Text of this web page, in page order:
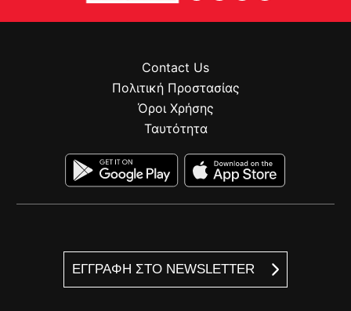
ΕΓΓΡΑΦΗ ΣΤΟ NEWSLETTER
Contact Us
Πολιτική Προστασίας
Όροι Χρήσης
Ταυτότητα